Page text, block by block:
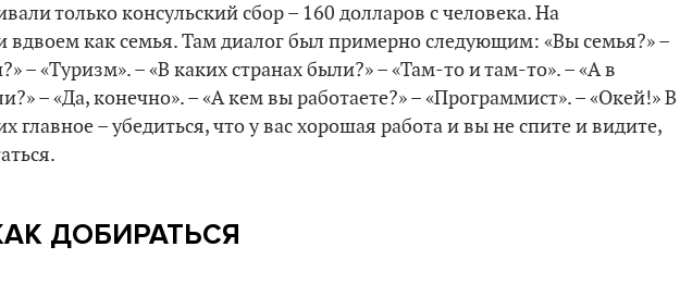
только консульский сбор – 160 долларов с человека. На
вдвоем как семья. Там диалог был примерно следующим: «Вы семья?» –
– «Туризм». – «В каких странах были?» – «Там-то и там-то». – «А в
– «Да, конечно». – «А кем вы работаете?» – «Программист». – «Окей!» В
главное – убедиться, что у вас хорошая работа и вы не спите и видите,
ДОБИРАТЬСЯ